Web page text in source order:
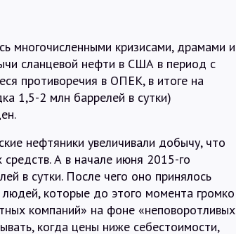
многочисленными кризисами, драмами и
сланцевой нефти в США в период с
противоречия в ОПЕК, в итоге на
1,5-2 млн баррелей в сутки)
нефтяники увеличивали добычу, что
А в начале июня 2015-го
в сутки. После чего оно принялось
которые до этого момента громко
компаний» на фоне «неповоротливых
когда цены ниже себестоимости,